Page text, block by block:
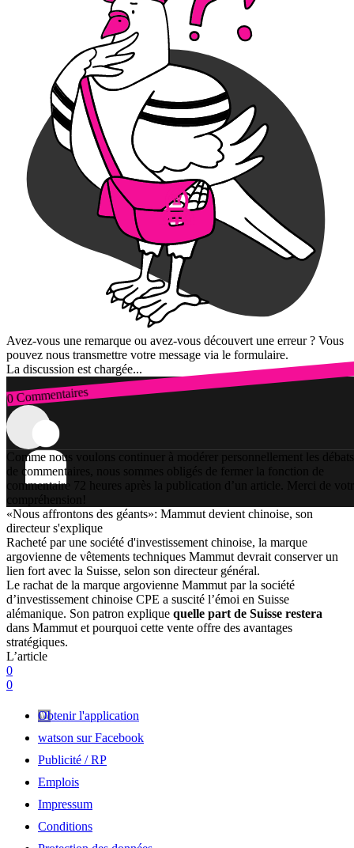
Avez-vous une remarque ou avez-vous découvert une erreur ? Vous
pouvez nous transmettre votre message via le formulaire.
La discussion est chargée...
0 Commentaires
Connexion
Comme nous voulons continuer à modérer personnellement les débats
de commentaires, nous sommes obligés de fermer la fonction de
commentaire 72 heures après la publication d’un article. Merci de
compréhension!
«Nous affrontons des géants»: Mammut devient chinoise, son
directeur s'explique
Racheté par une société d'investissement chinoise, la marque
argovienne de vêtements techniques Mammut devrait conserver un
lien fort avec la Suisse, selon son directeur général.
Le rachat de la marque argovienne Mammut par la société
d’investissement chinoise CPE a suscité l’émoi en Suisse
alémanique. Son patron explique quelle part de Suisse restera
dans Mammut et pourquoi cette vente offre des avantages
stratégiques.
L’article
0
0
Obtenir l'application
watson sur Facebook
Publicité / RP
Emplois
Impressum
Conditions